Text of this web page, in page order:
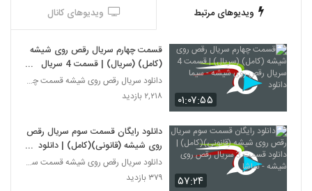
ویدیوهای مرتبط ویدیوهای کانال
۰۱:۰۷:۵۵
قسمت چهارم سریال رقص روی شیشه
(کامل) (سریال) | قسمت 4 سریال
رقص روی شیشه - سیما دانلود
دانلود سریال رقص روی شیشه قسمت چهارم
۲,۲۱۸ بازدید
۵۷:۲۴
دانلود رایگان قسمت سوم سریال رقص
روی شیشه (قانونی)(کامل) | دانلود
قسمت 3 سریال رقص روی شیشه -
نماشا
دانلود سریال رقص روی شیشه قسمت سوم
۳۷۹ بازدید